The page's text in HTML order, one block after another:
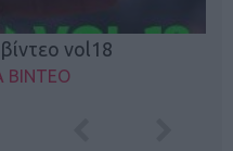
vol18
ΒΙΝΤΕΟ